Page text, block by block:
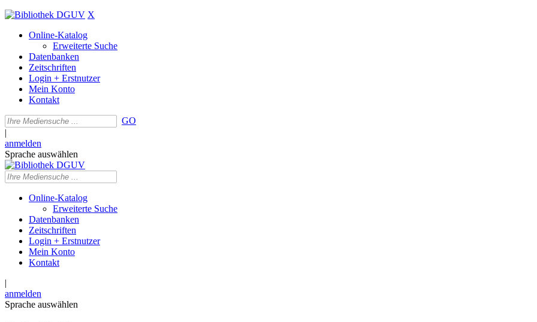
X
Online-Katalog
Erweiterte Suche
Datenbanken
Zeitschriften
Login + Erstnutzer
Mein Konto
Kontakt
GO
|
anmelden
Sprache auswählen
Online-Katalog
Erweiterte Suche
Datenbanken
Zeitschriften
Login + Erstnutzer
Mein Konto
Kontakt
|
anmelden
Sprache auswählen